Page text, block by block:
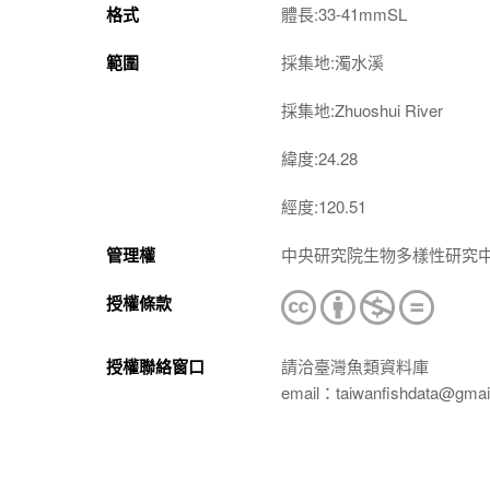
格式 體長:33-41mmSL
範圍 採集地:濁水溪
採集地:Zhuoshui River
緯度:24.28
經度:120.51
管理權 中央研究院生物多樣性研究
授權條款
授權聯絡窗口
請洽臺灣魚類資料庫
email：